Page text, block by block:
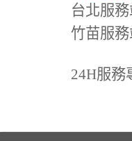
台北服
竹苗服
24H服務